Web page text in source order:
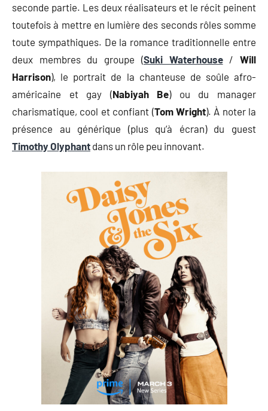
seconde partie. Les deux réalisateurs et le récit peinent
toutefois à mettre en lumière des seconds rôles somme
toute sympathiques. De la romance traditionnelle entre
deux membres du groupe (Suki Waterhouse/Will
Harrison), le portrait de la chanteuse de soûle afro-
américaine et gay (Nabiyah Be) ou du manager
charismatique, cool et confiant (Tom Wright). À noter la
présence au générique (plus qu’à écran) du guest
Timothy Olyphant dans un rôle peu innovant.